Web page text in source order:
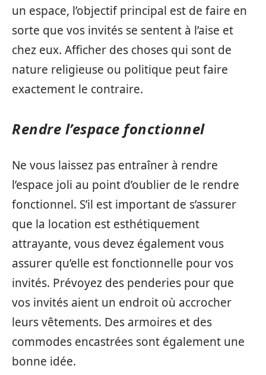
un espace, l’objectif principal est de faire en
sorte que vos invités se sentent à l’aise et
chez eux. Afficher des choses qui sont de
nature religieuse ou politique peut faire
exactement le contraire.
Rendre l’espace fonctionnel
Ne vous laissez pas entraîner à rendre
l’espace joli au point d’oublier de le rendre
fonctionnel. S’il est important de s’assurer
que la location est esthétiquement
attrayante, vous devez également vous
assurer qu’elle est fonctionnelle pour vos
invités. Prévoyez des penderies pour que
vos invités aient un endroit où accrocher
leurs vêtements. Des armoires et des
commodes encastrées sont également une
bonne idée.